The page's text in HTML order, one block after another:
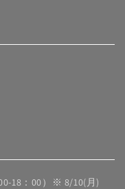
18：00）※ 8/10(月)